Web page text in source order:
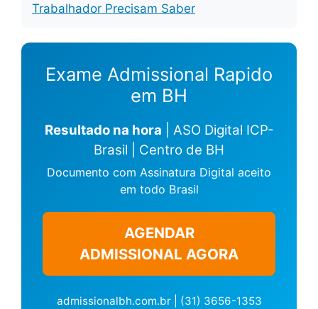
Trabalhador Precisam Saber
Exame Admissional Rapido
em BH
Resultado na hora | ASO Digital ICP-
Brasil | Centro de BH
Documento com Assinatura Digital aceito
em todo Brasil
AGENDAR
ADMISSIONAL AGORA
admissionalbh.com.br | (31) 3656-1353